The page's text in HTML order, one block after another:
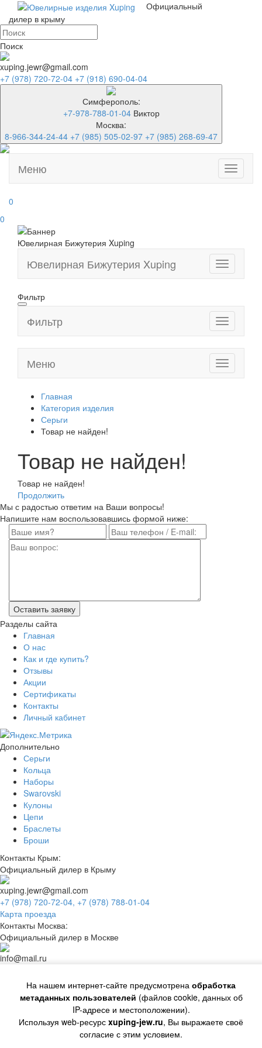
Официальный
дилер в крыму
Поиск
xuping.jewr@gmail.com
+7 (978) 720-72-04 +7 (918) 690-04-04
Симферополь:
+7-978-788-01-04Виктор
Москва:
8-966-344-24-44 +7 (985) 505-02-97 +7 (985) 268-69-47
Toggle
Меню
0
0
Ювелирная Бижутерия Xuping
Toggle
navigation
Ювелирная Бижутерия Xuping
Фильтр
Toggle
navigation
Фильтр
Toggle
navigation
Меню
Главная
Категория изделия
Серьги
Товар не найден!
Товар не найден!
Товар не найден!
Продолжить
Мы с радостью ответим на Ваши вопросы!
Напишите нам воспользовавшись формой ниже:
Разделы сайта
Главная
О нас
Как и где купить?
Отзывы
Акции
Сертификаты
Контакты
Личный кабинет
Дополнительно
Серьги
Кольца
Наборы
Swarovski
Кулоны
Цепи
Браслеты
Броши
Контакты Крым:
Официальный дилер в Крыму
xuping.jewr@gmail.com
+7 (978) 720-72-04, +7 (978) 788-01-04
Карта проезда
Контакты Москва:
Официальный дилер в Москве
info@mail.ru
© Copiright 2018 год.
Все авторские права, включая смежные авторские,
сохраняются за правообладателями
Создание сайтов Челябинск Создание сайтов Волжск
Отправляя сообщение через любую форму на сайте, Вы
На нашем интернет-сайте предусмотрена обработка
метаданных пользователей (файлов cookie, данных об
IP-адресе и местоположении).
Используя web-ресурс xuping-jew.ru, Вы выражаете своё
согласие с этим условием.